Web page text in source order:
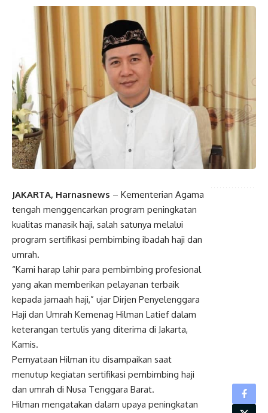
JAKARTA, Harnasnews – Kementerian Agama
tengah menggencarkan program peningkatan
kualitas manasik haji, salah satunya melalui
program sertifikasi pembimbing ibadah haji dan
umrah.
“Kami harap lahir para pembimbing profesional
yang akan memberikan pelayanan terbaik
kepada jamaah haji,” ujar Dirjen Penyelenggara
Haji dan Umrah Kemenag Hilman Latief dalam
keterangan tertulis yang diterima di Jakarta,
Kamis.
Pernyataan Hilman itu disampaikan saat
menutup kegiatan sertifikasi pembimbing haji
dan umrah di Nusa Tenggara Barat.
Hilman mengatakan dalam upaya peningkatan